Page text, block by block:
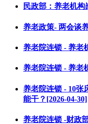
民政部：养老机构
养老政策- 两会谈
养老院连锁 - 养老
养老院连锁 - 养老
养老院连锁 - 10张
能干？[2026-04-30]
养老院连锁 -财政